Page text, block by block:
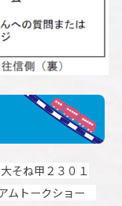
そね甲２３０１
ムトークショー